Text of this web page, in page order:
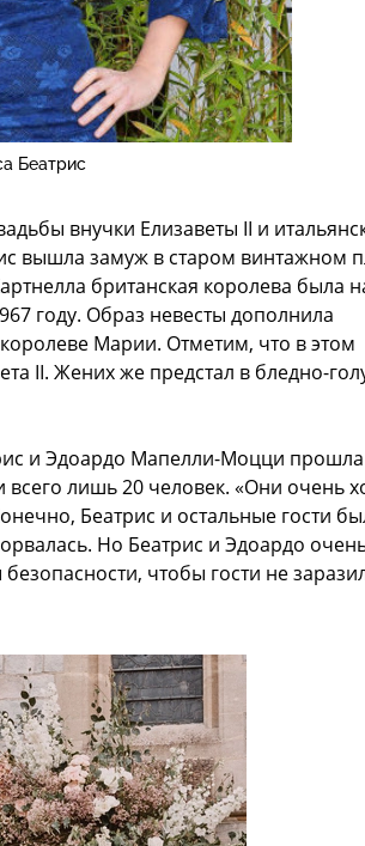
Беатрис
внучки Елизаветы II и
вышла замуж в старом винтажном
британская королева была
году. Образ невесты дополнила
Марии. Отметим, что в этом
II. Жених же предстал в бледно-
и Эдоардо Мапелли-Моцци прошла
лишь 20 человек. «Они очень
Беатрис и остальные гости
Но Беатрис и Эдоардо
чтобы гости не